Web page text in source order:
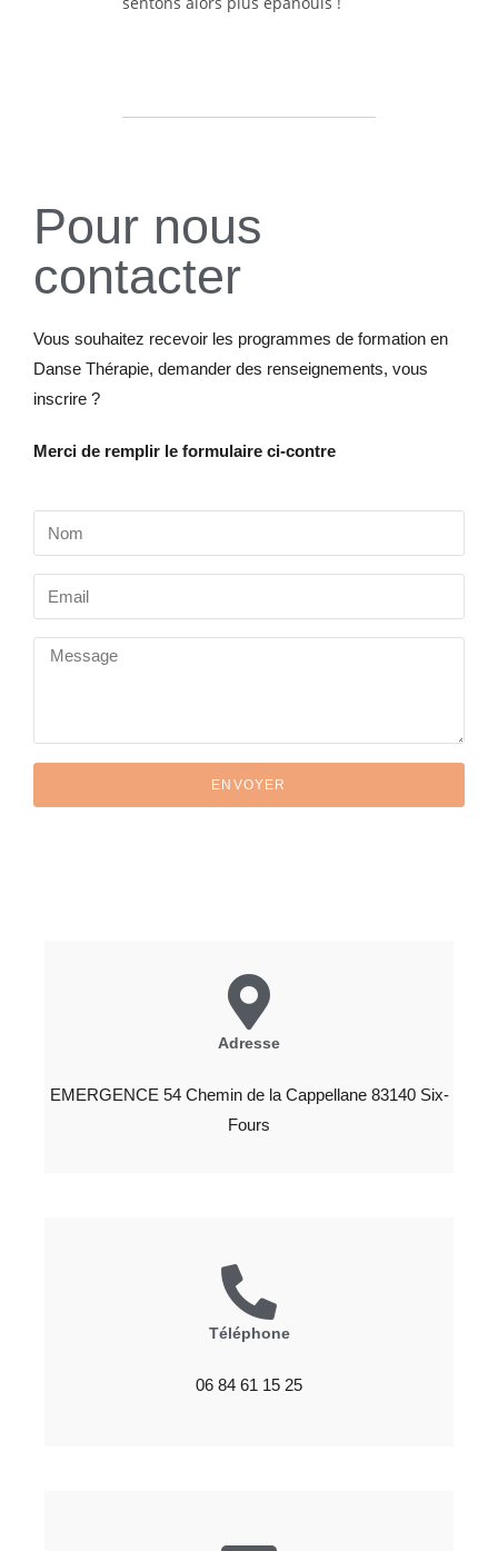
Pour nous
contacter
Vous souhaitez recevoir les programmes de formation en
Danse Thérapie, demander des renseignements, vous
inscrire ?
Merci de remplir le formulaire ci-contre
ENVOYER
Adresse
EMERGENCE 54 Chemin de la Cappellane 83140 Six-
Fours
Téléphone
06 84 61 15 25